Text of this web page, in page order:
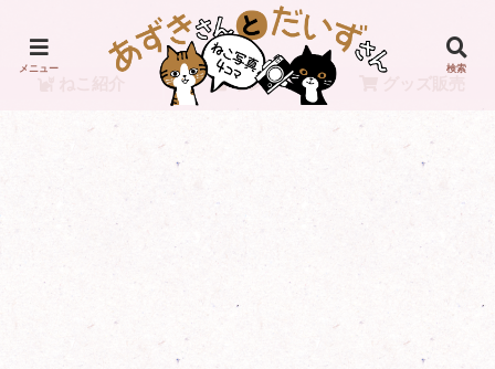
リンク
メニュー 検索